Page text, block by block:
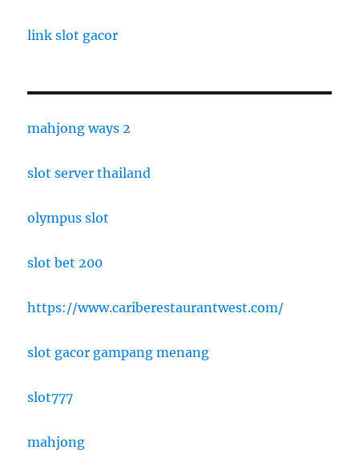
link slot gacor
mahjong ways 2
slot server thailand
olympus slot
slot bet 200
https://www.cariberestaurantwest.com/
slot gacor gampang menang
slot777
mahjong